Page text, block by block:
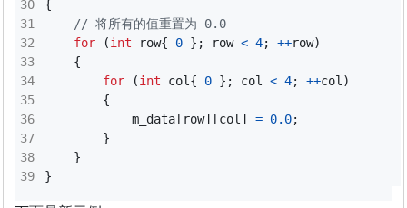
30
33
34
35
36
37
38
39
{
for
(int row{ 0 }; row < 4; ++row)
{
for
(int col { 0 }; col < 4; ++col )
{
m_data [ row][col ] = 0.0;
}
}
}